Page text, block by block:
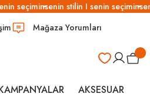
seçiminsenin stilin I senin seçimin
Mağaza Yorumları
AKSESUAR